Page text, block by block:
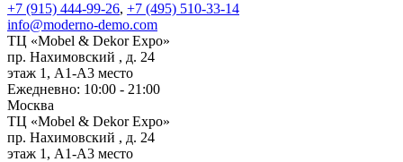
+7 (915) 444-99-26, +7 (495) 510-33-14
info@moderno-demo.com
ТЦ «Mobel & Dekor Expo»
пр. Нахимовский , д. 24
этаж 1, А1-А3 место
Ежедневно: 10:00 - 21:00
Москва
ТЦ «Mobel & Dekor Expo»
пр. Нахимовский , д. 24
этаж 1, А1-А3 место